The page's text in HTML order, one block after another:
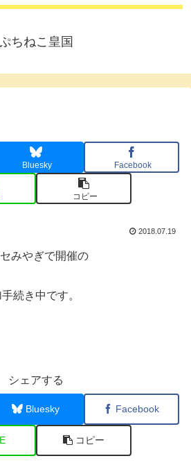
ちねこ皇国
Bluesky Facebook
コピー
2018.07.19
みやぎで開催の
続き中です。
シェアする
Bluesky Facebook
コピー